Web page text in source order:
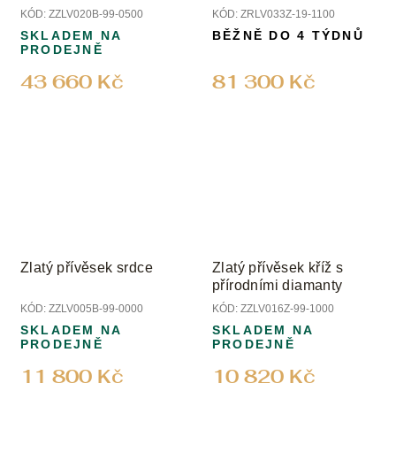
KÓD: ZZLV020B-99-0500
43 660 Kč
SKLADEM NA
PRODEJNĚ
přírodním modrým
safírem a diamanty
KÓD: ZRLV033Z-19-1100
81 300 Kč
BĚŽNĚ DO 4 TÝDNŮ
Zlatý přívěsek srdce
KÓD: ZZLV005B-99-0000
11 800 Kč
SKLADEM NA
PRODEJNĚ
Zlatý přívěsek kříž s
přírodními diamanty
KÓD: ZZLV016Z-99-1000
10 820 Kč
SKLADEM NA
PRODEJNĚ